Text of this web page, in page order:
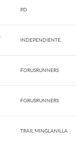
PD
INDEPENDIENTE
FORUSRUNNERS
FORUSRUNNERS
TRAIL MINGLANILLA